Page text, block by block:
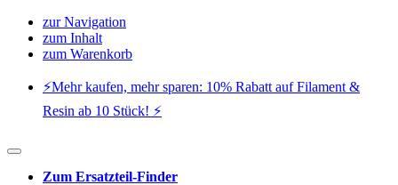
zur Navigation
zum Inhalt
zum Warenkorb
⚡️Mehr kaufen, mehr sparen: 10% Rabatt auf Filament &
Resin ab 10 Stück! ⚡️
Zum Ersatzteil-Finder